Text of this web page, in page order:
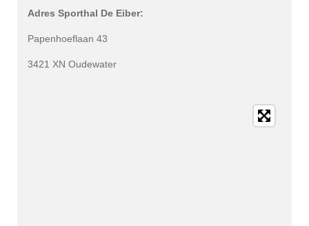
Adres Sporthal De Eiber:
Papenhoeflaan 43
3421 XN Oudewater